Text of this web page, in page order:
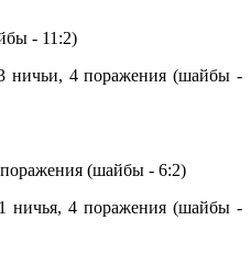
- 11:2)
ничьи, 4 поражения (шайбы -
(шайбы - 6:2)
ничья, 4 поражения (шайбы -